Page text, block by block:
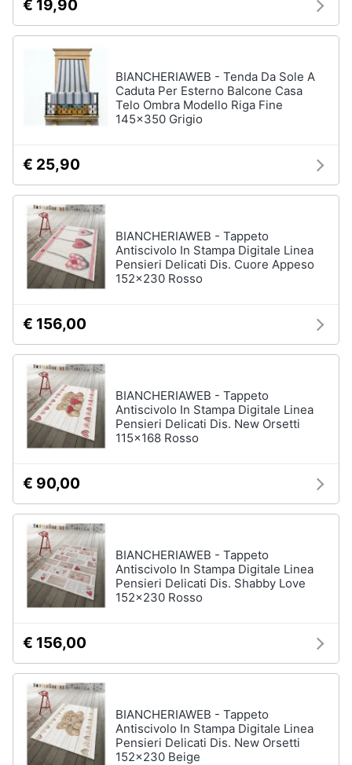
cucire
professionali
Friggitrice
professionale
Idropulitrice
professionale
Elettrodomestici
offerta
Frigoriferi
offerta
offerta
Asciugatrice
offerta
Microonde
offerta
€ 19,90
BIANCHERIAWEB - Tenda Da Sole A
Caduta Per Esterno Balcone Casa
Telo Ombra Modello Riga Fine
145x350 Grigio
€ 25,90
BIANCHERIAWEB - Tappeto
Antiscivolo In Stampa Digitale Linea
Pensieri Delicati Dis. Cuore Appeso
152x230 Rosso
€ 156,00
BIANCHERIAWEB - Tappeto
Antiscivolo In Stampa Digitale Linea
Pensieri Delicati Dis. New Orsetti
115x168 Rosso
€ 90,00
BIANCHERIAWEB - Tappeto
Antiscivolo In Stampa Digitale Linea
Pensieri Delicati Dis. Shabby Love
152x230 Rosso
€ 156,00
BIANCHERIAWEB - Tappeto
Antiscivolo In Stampa Digitale Linea
Pensieri Delicati Dis. New Orsetti
152x230 Beige